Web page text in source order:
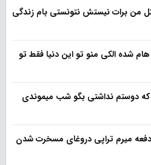
من برات نیستش نتونستی بام زندگی
شده الکی منو تو این دنیا فقط تو
که دوستم نداشتی بگو شب میموندی
میرم تراپی دروغای مسخرت شدن